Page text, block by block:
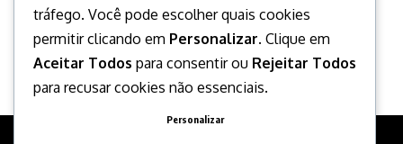
tráfego. Você pode escolher quais cookies
permitir clicando em Personalizar. Clique em
Aceitar Todos para consentir ou Rejeitar Todos
para recusar cookies não essenciais.
Personalizar